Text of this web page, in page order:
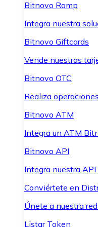
Bitnovo Ramp
Integra nuestra
Bitnovo Giftcards
Vende nuestras
Bitnovo OTC
Realiza
Bitnovo ATM
Integra un ATM
Bitnovo API
Integra nuestra
Conviértete en
Únete a nuestra
Listar Token